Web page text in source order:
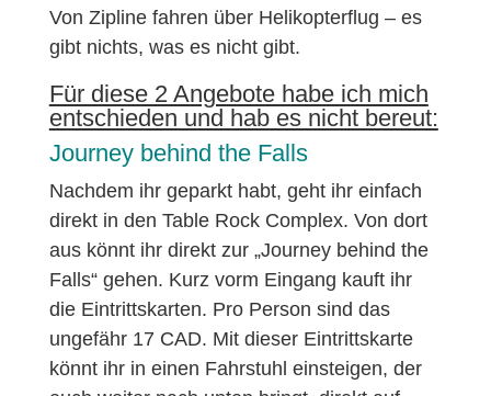
Von Zipline fahren über Helikopterflug – es
gibt nichts, was es nicht gibt.
Für diese 2 Angebote habe ich mich
entschieden und hab es nicht bereut:
Journey behind the Falls
Nachdem ihr geparkt habt, geht ihr einfach
direkt in den Table Rock Complex. Von dort
aus könnt ihr direkt zur „Journey behind the
Falls“ gehen. Kurz vorm Eingang kauft ihr
die Eintrittskarten. Pro Person sind das
ungefähr 17 CAD. Mit dieser Eintrittskarte
könnt ihr in einen Fahrstuhl einsteigen, der